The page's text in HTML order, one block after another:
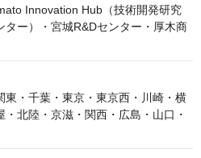
Innovation Hub（技術開発研究
ター）・宮城R&Dセンター・厚木商
・千葉・東京・東京西・川崎・横
北陸・京滋・関西・広島・山口・